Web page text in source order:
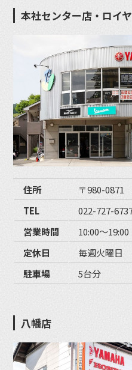
本社センター店・ロイ
住所
〒980-0871
TEL
022-727-
営業時間
10:00〜19:00
定休日
毎週火曜日
駐車場
5台分
八幡店